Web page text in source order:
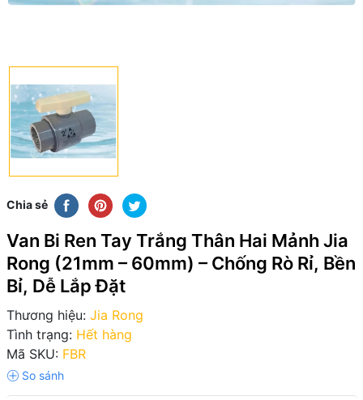
Chia sẻ
Van Bi Ren Tay Trắng Thân Hai Mảnh Jia
Rong (21mm – 60mm) – Chống Rò Rỉ, Bền
Bỉ, Dễ Lắp Đặt
Thương hiệu: Jia Rong
Tình trạng: Hết hàng
Mã SKU: FBR